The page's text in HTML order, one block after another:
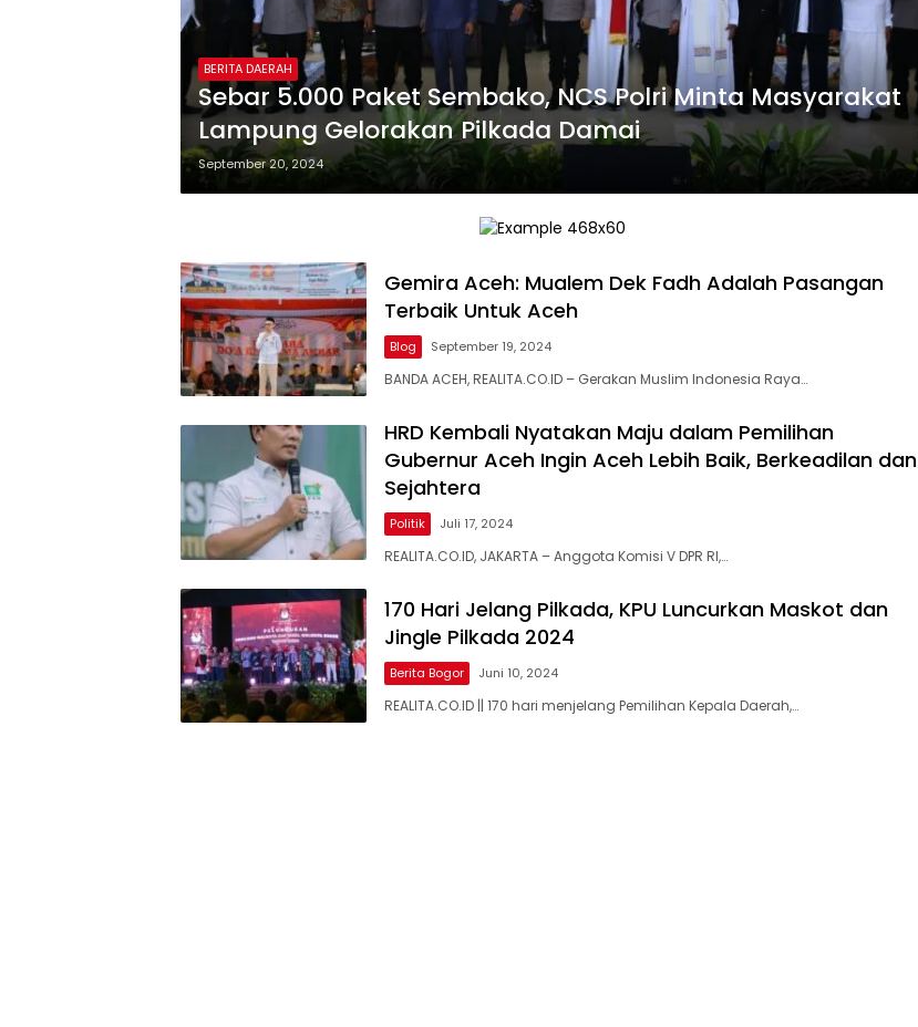
BERITA DAERAH
Sebar 5.000 Paket Sembako, NCS Polri Minta Masyarakat
Lampung Gelorakan Pilkada Damai
September 20, 2024
Gemira Aceh: Mualem Dek Fadh Adalah Pasangan
Terbaik Untuk Aceh
Blog September 19, 2024
BANDA ACEH, REALITA.CO.ID – Gerakan Muslim Indonesia Raya…
HRD Kembali Nyatakan Maju dalam Pemilihan
Gubernur Aceh Ingin Aceh Lebih Baik, Berkeadilan dan
Sejahtera
Politik Juli 17, 2024
REALITA.CO.ID, JAKARTA – Anggota Komisi V DPR RI,…
170 Hari Jelang Pilkada, KPU Luncurkan Maskot dan
Jingle Pilkada 2024
Berita Bogor Juni 10, 2024
REALITA.CO.ID || 170 hari menjelang Pemilihan Kepala Daerah,…